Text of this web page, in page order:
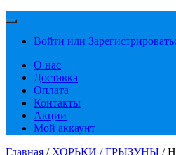
Войти или
О нас
Доставка
Оплата
Контакты
Акции
Мой аккаунт
Главная / ХОРЬКИ / ГРЫЗУНЫ /